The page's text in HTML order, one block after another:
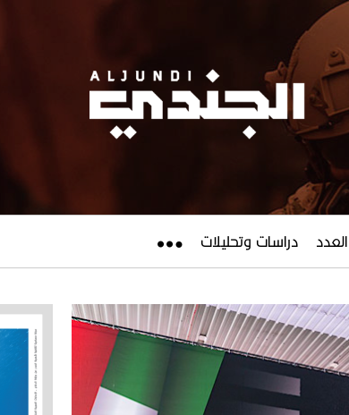
دراسات وتحليلات